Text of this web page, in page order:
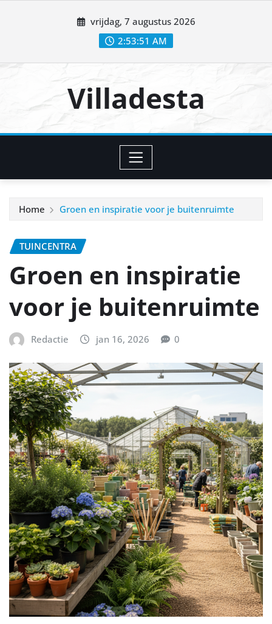
vrijdag, 7 augustus 2026
2:53:52 AM
Villadesta
Home Groen en inspiratie voor je buitenruimte
TUINCENTRA
Groen en inspiratie
voor je buitenruimte
Redactie jan 16, 2026 0